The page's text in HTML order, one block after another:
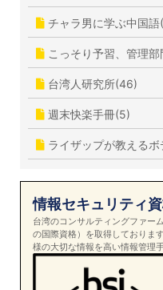
チャラ男に学ぶ中国
こっそり予習、管理
台湾人研究所(46)
週末快楽手冊(5)
ライザップが教える
情報セキュリティ
台湾のコンサルティングファー
の国際資格）を取得しておりま
様の大切な情報を高い情報管理